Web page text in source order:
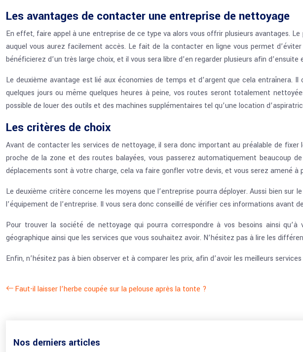
Les avantages de contacter une entreprise de nettoyage
En effet, faire appel à une entreprise de ce type va alors vous offrir plusieurs avantages.
auquel vous aurez facilement accès. Le fait de la contacter en ligne vous permet
bénéficierez d’un très large choix, et il vous sera libre d’en regarder plusieurs afin
Le deuxième avantage est lié aux économies de temps et d’argent que cela entraînera.
quelques jours ou même quelques heures à peine, vos routes seront totalement
possible de louer des outils et des machines supplémentaires tel qu’une location
Les critères de choix
Avant de contacter les services de nettoyage, il sera donc important au préalable de
proche de la zone et des routes balayées, vous passerez automatiquement beaucoup
déplacements sont à votre charge, cela va faire gonfler votre devis, et vous serez amené à
Le deuxième critère concerne les moyens que l’entreprise pourra déployer. Aussi bien
l’équipement de l’entreprise. Il vous sera donc conseillé de vérifier ces informations
Pour trouver la société de nettoyage qui pourra correspondre à vos besoins ainsi
géographique ainsi que les services que vous souhaitez avoir. N’hésitez pas à lire les
Enfin, n’hésitez pas à bien observer et à comparer les prix, afin d’avoir les meilleurs
Faut-il laisser l’herbe coupée sur la pelouse après la tonte ?
Nos derniers articles